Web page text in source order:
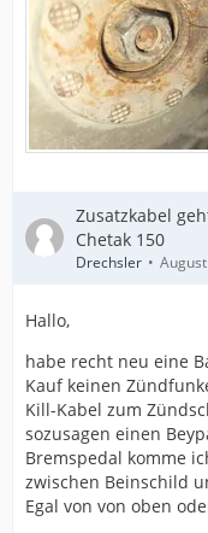
Zusatzkabel
Chetak 150
Drechsler
Hallo,
habe recht neu eine
Kauf keinen
Kill-Kabel zum
sozusagen einen
Bremspedal komme
zwischen Beinschild
Egal von von oben